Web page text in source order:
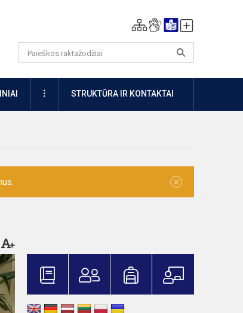
DAUGIAUSTRUKTŪRA IR KONTAKTAI
×